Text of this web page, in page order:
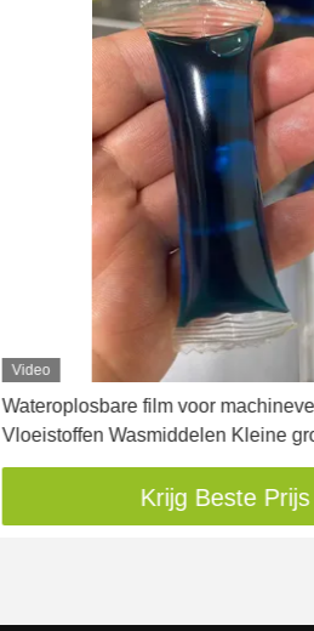
Video
Wateroplosbare film voor
Vloeistoffen Wasmiddelen Kleine
mm 140 mm
Krijg Beste Prijs